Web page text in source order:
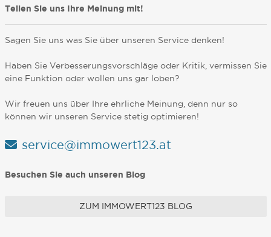
Teilen Sie uns Ihre Meinung mit!
Sagen Sie uns was Sie über unseren Service denken!
Haben Sie Verbesserungsvorschläge oder Kritik, vermissen Sie
eine Funktion oder wollen uns gar loben?
Wir freuen uns über Ihre ehrliche Meinung, denn nur so
können wir unseren Service stetig optimieren!
service@immowert123.at
Besuchen Sie auch unseren Blog
ZUM IMMOWERT123 BLOG